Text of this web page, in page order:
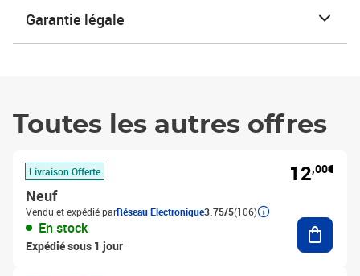
Garantie légale
Toutes les autres offres
Livraison Offerte
Neuf
Vendu et expédié parRéseau Electronique3.75/5(106)
En stock
Expédié sous 1 jour
12,00€